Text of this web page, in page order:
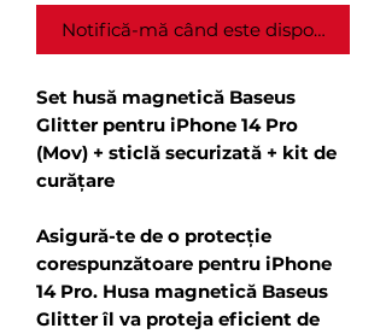
Notifică-mă când este disponibil
Set husă magnetică Baseus
Glitter pentru iPhone 14 Pro
(Mov) + sticlă securizată + kit de
curățare
Asigură-te de o protecție
corespunzătoare pentru iPhone
14 Pro. Husa magnetică Baseus
Glitter îl va proteja eficient de